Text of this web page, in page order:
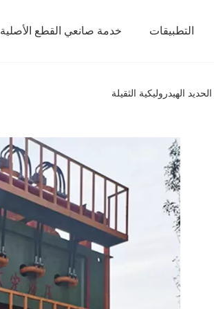
خدمة صانعي القطع الأصلية التطبيقات
الهيدروليكية الثقيلة